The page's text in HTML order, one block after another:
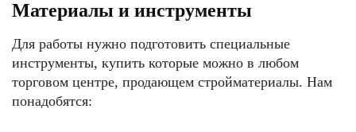
Материалы и инструменты
Для работы нужно подготовить специальные
инструменты, купить которые можно в любом
торговом центре, продающем стройматериалы. Нам
понадобятся: